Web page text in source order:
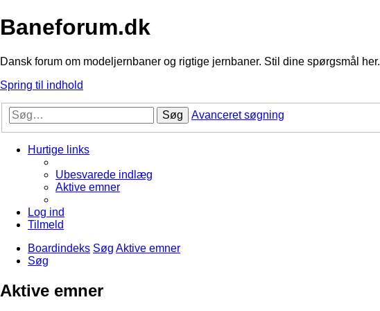
Baneforum.dk
Dansk forum om modeljernbaner og rigtige jernbaner. Stil dine spørgsmål her.
Spring til indhold
Søg Avanceret søgning
Hurtige links
Ubesvarede indlæg
Aktive emner
Log ind
Tilmeld
Boardindeks Søg Aktive emner
Søg
Aktive emner